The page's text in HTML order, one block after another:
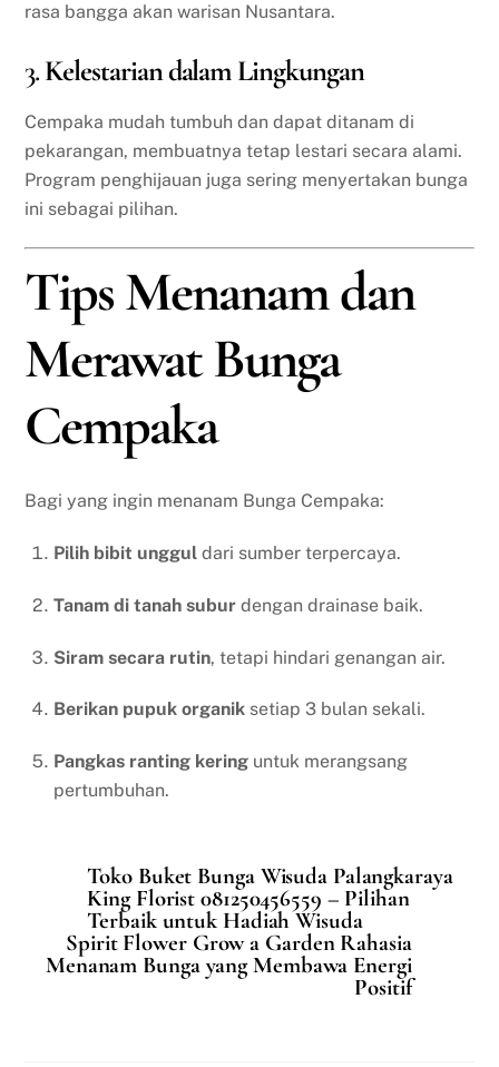
rasa bangga akan warisan Nusantara.
3.Kelestarian dalam Lingkungan
Cempaka mudah tumbuh dan dapat ditanam di
pekarangan, membuatnya tetap lestari secara alami.
Program penghijauan juga sering menyertakan bunga
ini sebagai pilihan.
Tips Menanam dan
Merawat Bunga
Cempaka
Bagi yang ingin menanam Bunga Cempaka:
Pilih bibit unggul dari sumber terpercaya.
Tanam di tanah subur dengan drainase baik.
Siram secara rutin, tetapi hindari genangan air.
Berikan pupuk organik setiap 3 bulan sekali.
Pangkas ranting kering untuk merangsang
pertumbuhan.
Toko Buket Bunga Wisuda Palangkaraya
King Florist 081250456559 – Pilihan
Terbaik untuk Hadiah Wisuda
Spirit Flower Grow a Garden Rahasia
Menanam Bunga yang Membawa Energi
Positif